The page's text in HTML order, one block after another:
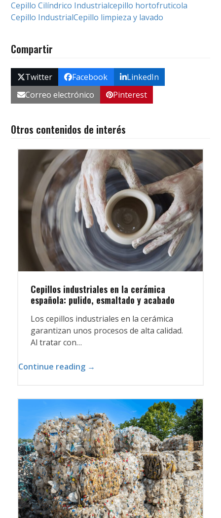
Cepillo Cilíndrico Industrialcepillo hortofruticola
Cepillo IndustrialCepillo limpieza y lavado
Compartir
Twitter Facebook
LinkedIn
Correo electrónico
Pinterest
Otros contenidos de interés
Cepillos industriales en la cerámica
española: pulido, esmaltado y acabado
Los cepillos industriales en la cerámica
garantizan unos procesos de alta calidad.
Al tratar con…
Continue reading →